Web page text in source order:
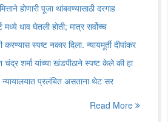
होणारी पूजा थांबवण्यासाठी दरगाह
मध्ये धाव घेतली होती; मात्र सर्वोच्च
करण्यास स्पष्ट नकार दिला. न्यायमूर्ती दीपांकर
चंद्र शर्मा यांच्या खंडपीठाने स्पष्ट केले की हा
न्यायालयात प्रलंबित असताना थेट सर
Read More